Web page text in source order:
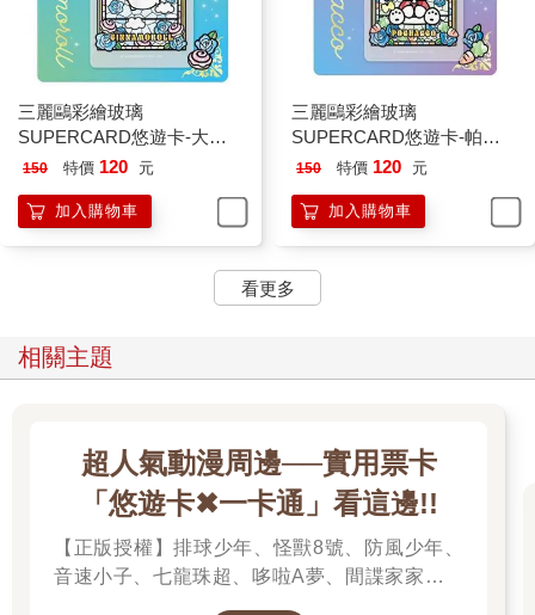
三麗鷗彩繪玻璃
SUPERCARD悠遊卡-大耳
狗【受託代銷】
150 特價 120 元
加入購物車
三麗鷗彩繪玻璃
SUPERCARD悠遊卡-帕恰
狗【受託代銷】
150 特價 120 元
加入購物車
看更多
相關主題
超人氣動漫周邊──實用票卡
「悠遊卡✖一卡通」看這邊!!
【正版授權】排球少年、怪獸8號、防風少年、
音速小子、七龍珠超、哆啦A夢、間諜家家酒、